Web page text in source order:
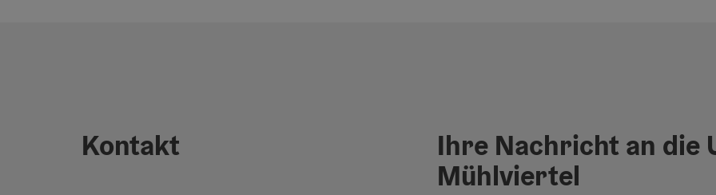
Kontakt
Ihre Nachricht an die
Mühlviertel